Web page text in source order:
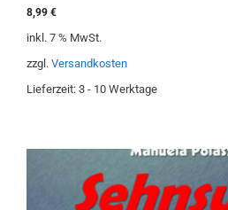
8,99 €
inkl. 7 % MwSt.
zzgl. Versandkosten
Lieferzeit: 3 - 10 Werktage